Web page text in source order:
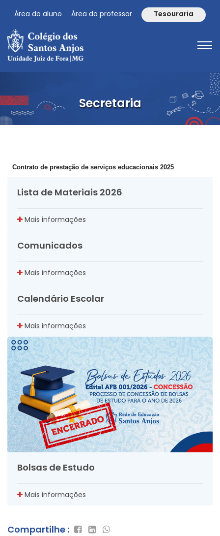
Área do aluno Área do professor Tesouraria
Secretaria
Contrato de prestação de serviços educacionais 2025
Lista de Materiais 2026
Mais informações
Comunicados
Mais informações
Calendário Escolar
Mais informações
Bolsas de Estudo
Mais informações
Compartilhe :